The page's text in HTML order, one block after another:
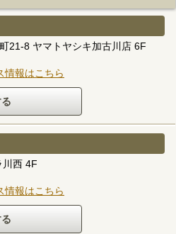
21-8 ヤマトヤシキ加古川店 6F
情報はこちら
川西 4F
情報はこちら